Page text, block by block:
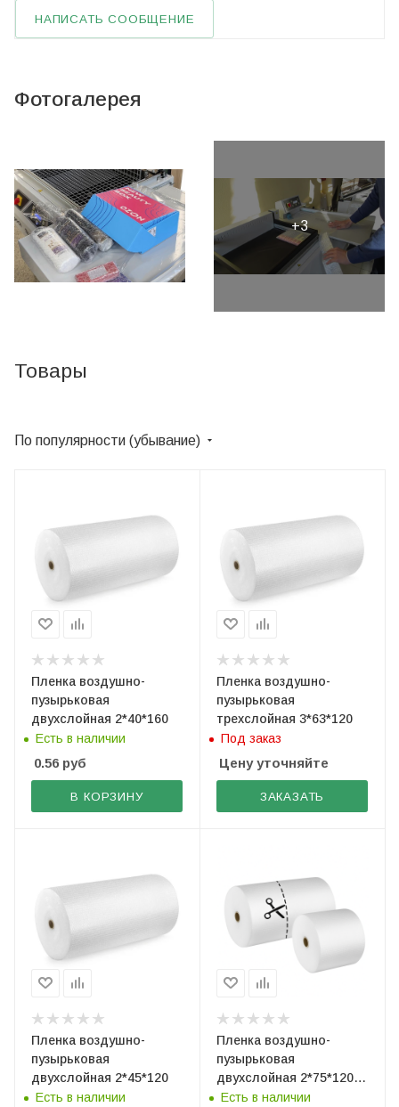
НАПИСАТЬ СООБЩЕНИЕ
Фотогалерея
Товары
По популярности (убывание)
Пленка воздушно-
пузырьковая
двухслойная 2*40*160
Есть в наличии
0.56 руб
В КОРЗИНУ
Пленка воздушно-
пузырьковая
трехслойная 3*63*120
Под заказ
Цену уточняйте
ЗАКАЗАТЬ
Пленка воздушно-
пузырьковая
двухслойная 2*45*120
Есть в наличии
Пленка воздушно-
пузырьковая
двухслойная 2*75*120
(рез. по 40 см)
Есть в наличии